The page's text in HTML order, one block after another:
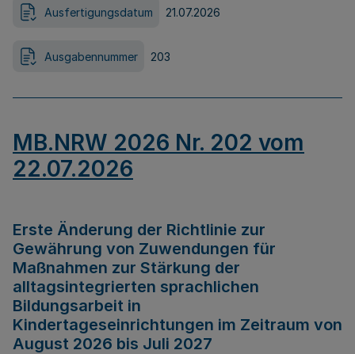
Ausfertigungsdatum 21.07.2026
Ausgabennummer 203
MB.NRW 2026 Nr. 202 vom
22.07.2026
Erste Änderung der Richtlinie zur
Gewährung von Zuwendungen für
Maßnahmen zur Stärkung der
alltagsintegrierten sprachlichen
Bildungsarbeit in
Kindertageseinrichtungen im Zeitraum von
August 2026 bis Juli 2027